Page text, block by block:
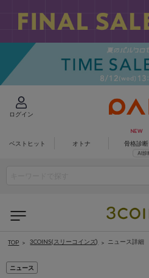
ログイン
ベストヒット オトナ 骨格診断
TOP 3COINS(スリーコインズ) ニュース詳細
ニュース